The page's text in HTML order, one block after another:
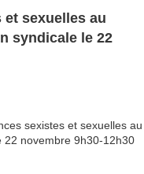
sexuelles au
syndicale le 22